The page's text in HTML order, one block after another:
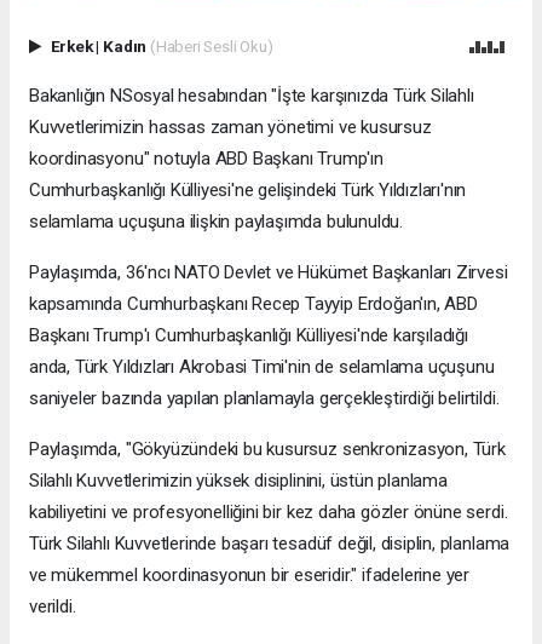
Erkek| Kadın (Haberi Sesli Oku)
Bakanlığın NSosyal hesabından "İşte karşınızda Türk Silahlı
Kuvvetlerimizin hassas zaman yönetimi ve kusursuz
koordinasyonu" notuyla ABD Başkanı Trump'ın
Cumhurbaşkanlığı Külliyesi'ne gelişindeki Türk Yıldızları'nın
selamlama uçuşuna ilişkin paylaşımda bulunuldu.
Paylaşımda, 36'ncı NATO Devlet ve Hükümet Başkanları Zirvesi
kapsamında Cumhurbaşkanı Recep Tayyip Erdoğan'ın, ABD
Başkanı Trump'ı Cumhurbaşkanlığı Külliyesi'nde karşıladığı
anda, Türk Yıldızları Akrobasi Timi'nin de selamlama uçuşunu
saniyeler bazında yapılan planlamayla gerçekleştirdiği belirtildi.
Paylaşımda, "Gökyüzündeki bu kusursuz senkronizasyon, Türk
Silahlı Kuvvetlerimizin yüksek disiplinini, üstün planlama
kabiliyetini ve profesyonelliğini bir kez daha gözler önüne serdi.
Türk Silahlı Kuvvetlerinde başarı tesadüf değil, disiplin, planlama
ve mükemmel koordinasyonun bir eseridir." ifadelerine yer
verildi.